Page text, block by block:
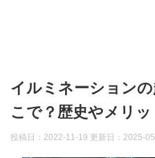
イルミネーション
こで？歴史やメリ
投稿日：2022-11-19 更新日： 2025-